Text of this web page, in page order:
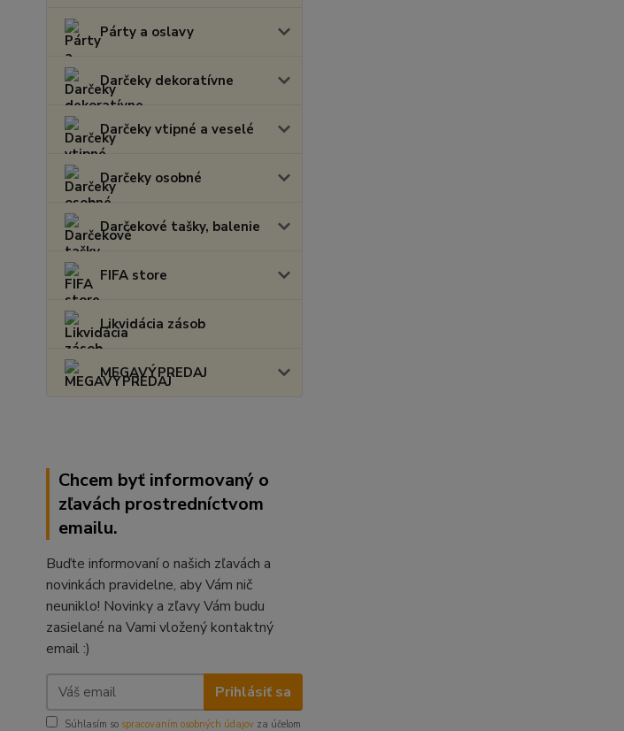
Párty a oslavy
Darčeky dekoratívne
Darčeky vtipné a veselé
Darčeky osobné
Darčekové tašky, balenie
FIFA store
Likvidácia zásob
MEGAVÝPREDAJ
Chcem byť informovaný o
zľavách prostredníctvom
emailu.
Buďte informovaní o našich zľavách a
novinkách pravidelne, aby Vám nič
neuniklo! Novinky a zľavy Vám budu
zasielané na Vami vložený kontaktný
email :)
Prihlásiť sa
Súhlasím so spracovaním osobných údajov za účelom